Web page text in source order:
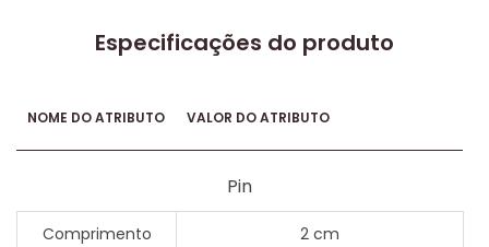
Especificações do produto
NOME DO ATRIBUTO VALOR DO ATRIBUTO
Pin
Comprimento 2 cm